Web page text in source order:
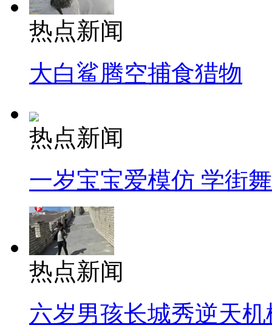
热点新闻
大白鲨腾空捕食猎物
热点新闻
一岁宝宝爱模仿 学街
热点新闻
六岁男孩长城秀逆天机